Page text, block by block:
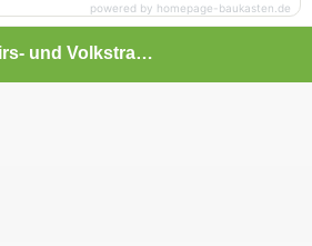
Gebirs- und Volkstrachenverein Eichwäldler Lindau e.v.
powered by homepage-baukasten.de